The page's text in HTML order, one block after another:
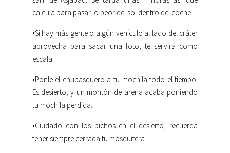
calcula para pasar lo peor del sol dentro del coche.
•Si hay más gente o algún vehículo al lado del cráter
aprovecha para sacar una foto, te servirá como
escala.
•Ponle el chubasquero a tu mochila todo el tiempo.
Es desierto, y un montón de arena acaba poniendo
tu mochila perdida.
•Cuidado con los bichos en el desierto, recuerda
tener siempre cerrada tu mosquitera.